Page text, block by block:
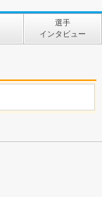
選手
インタビュー